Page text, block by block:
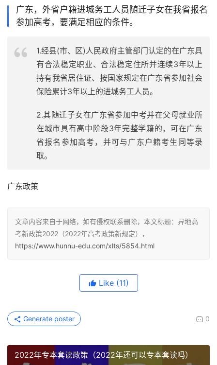
广东，外省户籍进城务工人员随迁子女在我省报名
参加高考，要满足相应的条件。
1.经县(市、区)人民政府主管部门认定的在广东具
有合法稳定职业、合法稳定住所并连续3年以上
持有我省居住证、按国家规定在广东省参加社会
保险累计3年以上的进城务工人员。
2.其随迁子女在广东省参加中考并在父母就业所
在城市具有高中阶段3年完整学籍的，可在广东
省报名参加高考，并可与广东户籍考生同等录
取。
广东政策
文章内容来自于网络，如有侵权联系删除，本文标题：异地高
考新政策2022（2022年高考政策新规定），
https://www.hunnu-edu.com/xlts/5854.html
Like (11)
0
Generate poster
2022年专本套读政策（2022年还可以专本套读吗）